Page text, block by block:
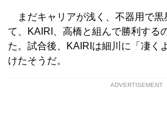
まだキャリアが浅く、不器用で黒
て、KAIRI、高橋と組んで勝利する
た。試合後、KAIRIは細川に「凄く
けたそうだ。
ADVERTISEMENT